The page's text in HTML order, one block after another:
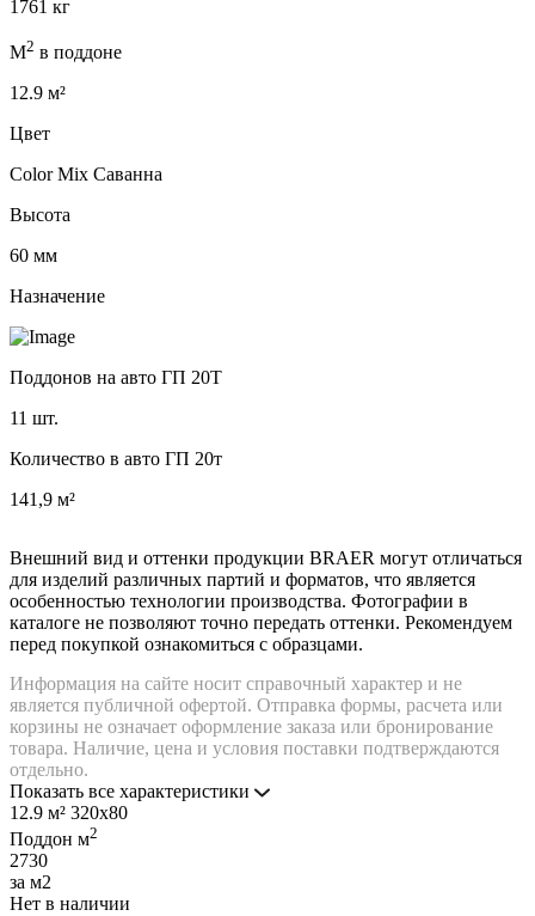
1761 кг
М2 в поддоне
12.9 м²
Цвет
Color Mix Саванна
Высота
60 мм
Назначение
Поддонов на авто ГП 20Т
11 шт.
Количество в авто ГП 20т
141,9 м²
Внешний вид и оттенки продукции BRAER могут отличаться
для изделий различных партий и форматов, что является
особенностью технологии производства. Фотографии в
каталоге не позволяют точно передать оттенки. Рекомендуем
перед покупкой ознакомиться с образцами.
Информация на сайте носит справочный характер и не
является публичной офертой. Отправка формы, расчета или
корзины не означает оформление заказа или бронирование
товара. Наличие, цена и условия поставки подтверждаются
отдельно.
Показать все характеристики
12.9 м² 320х80
Поддон м2
2730
за м2
Нет в наличии